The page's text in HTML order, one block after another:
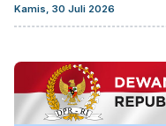
Kamis, 30 Juli 2026